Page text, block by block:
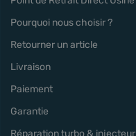
Pourquoi nous choisir ?
Retourner un article
Livraison
Paiement
Garantie
Réparation turbo & injecteur